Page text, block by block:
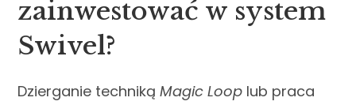
zainwestować w system
Swivel?
Dzierganie technikąMagic Loop lub praca